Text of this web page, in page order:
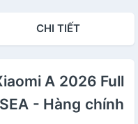
CHI TIẾT
A 2026 Full
- Hàng chính